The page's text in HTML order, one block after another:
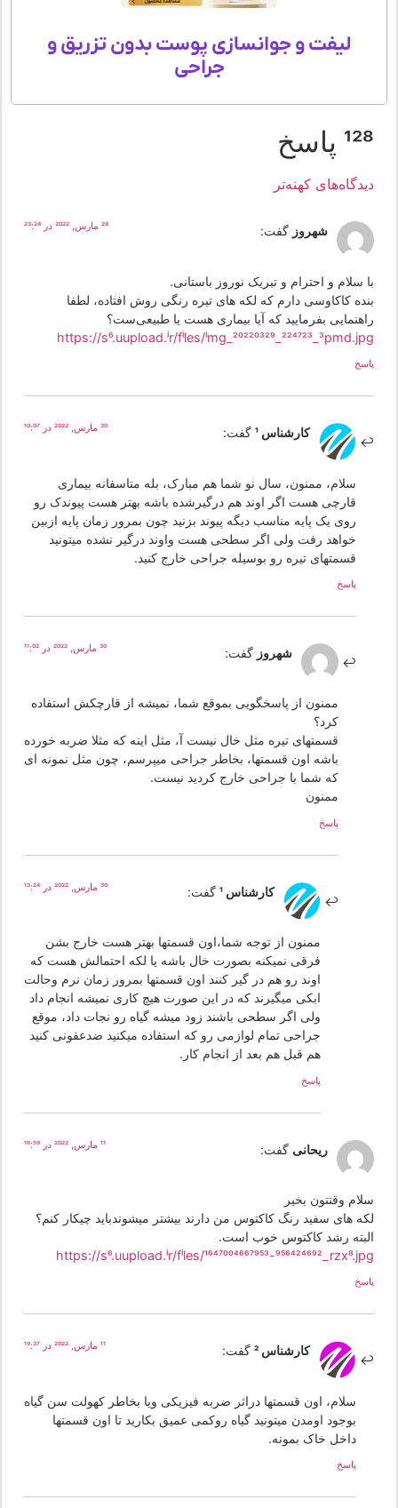
لیفت و جوانسازی پوست بدون تزریق و
جراحی
کهنه‌تر
شهروز گفت:
سلام و احترام و تبریک نوروز باستانی.
کاکاوسی دارم که لکه های تیره رنگی روش افتاده، لطفا
بفرمایید که آیا بیماری هست یا طبیعی‌ست؟
https://s6.uupload.ir/files/
کارشناس 1 گفت:
سلام، ممنون، سال نو شما هم مبارک، بله متاسفانه بیماری
قارچی هست اگر اوند هم درگیرشده باشه بهتر هست پیوندک رو
روی یک پایه مناسب دیگه پیوند بزنید چون بمرور زمان پایه ازبین
خواهد رفت ولی اگر سطحی هست واوند درگیر نشده میتونید
قسمتهای تیره رو بوسیله جراحی خارج کنید.
شهروز گفت:
ممنون از پاسخگویی بموقع شما، نمیشه از قارچکش استفاده
قسمتهای تیره مثل خال نیست آ، مثل اینه که مثلا ضربه خورده
باشه اون قسمتها، بخاطر جراحی میپرسم، چون مثل نمونه ای
که شما با جراحی خارج کردید نیست.
ممنون
کارشناس 1 گفت:
ممنون از توجه شما،اون قسمتها بهتر هست خارج بشن
فرقی نمیکنه بصورت خال باشه یا لکه احتمالش هست که
اوند رو هم در گیر کنند اون قسمتها بمرور زمان نرم وحالت
ابکی میگیرند که در این صورت هیچ کاری نمیشه انجام داد
ولی اگر سطحی باشند زود میشه گیاه رو نجات داد، موقع
جراحی تمام لوازمی رو که استفاده میکنید ضدعفونی کنید
هم قبل هم بعد از انجام کار.
ریحانی گفت:
وقتتون بخیر
های سفید رنگ کاکتوس من دارند بیشتر میشوندباید چیکار کنم؟
رشد کاکتوس خوب است.
https://s6.uupload.ir/files/1647004667953-
کارشناس 2 گفت:
سلام، اون قسمتها دراثر ضربه فیزیکی ویا بخاطر کهولت سن گیاه
بوجود اومدن میتونید گیاه روکمی عمیق بکارید تا اون قسمتها
داخل خاک بمونه.